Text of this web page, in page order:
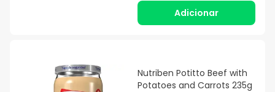
Adicionar
Nutriben Potitto Beef with
Potatoes and Carrots 235g